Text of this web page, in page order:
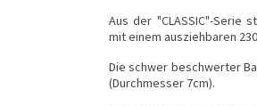
Aus der "CLASSIC"-Serie
mit einem ausziehbaren
Die schwer beschwerter
(Durchmesser 7cm).